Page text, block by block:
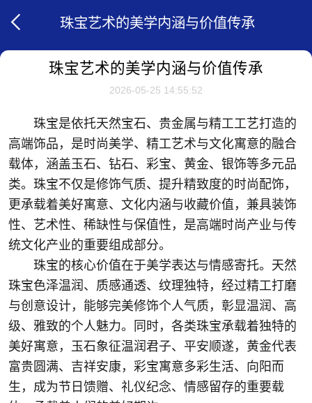
珠宝艺术的美学内涵与价值传承
珠宝艺术的美学内涵与价值传承
2026-05-25 14:55:52
珠宝是依托天然宝石、贵金属与精工工艺打造的
高端饰品，是时尚美学、精工艺术与文化寓意的融合
载体，涵盖玉石、钻石、彩宝、黄金、银饰等多元品
类。珠宝不仅是修饰气质、提升精致度的时尚配饰，
更承载着美好寓意、文化内涵与收藏价值，兼具装饰
性、艺术性、稀缺性与保值性，是高端时尚产业与传
统文化产业的重要组成部分。
珠宝的核心价值在于美学表达与情感寄托。天然
珠宝色泽温润、质感通透、纹理独特，经过精工打磨
与创意设计，能够完美修饰个人气质，彰显温润、高
级、雅致的个人魅力。同时，各类珠宝承载着独特的
美好寓意，玉石象征温润君子、平安顺遂，黄金代表
富贵圆满、吉祥安康，彩宝寓意多彩生活、向阳而
生，成为节日馈赠、礼仪纪念、情感留存的重要载